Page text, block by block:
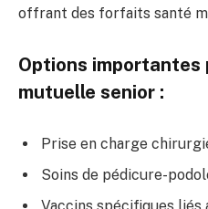
offrant des forfaits santé
Options
mutuelle senior :
Prise en charge
Soins de pédicure-